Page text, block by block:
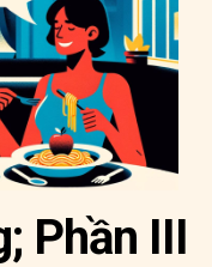
Phần III